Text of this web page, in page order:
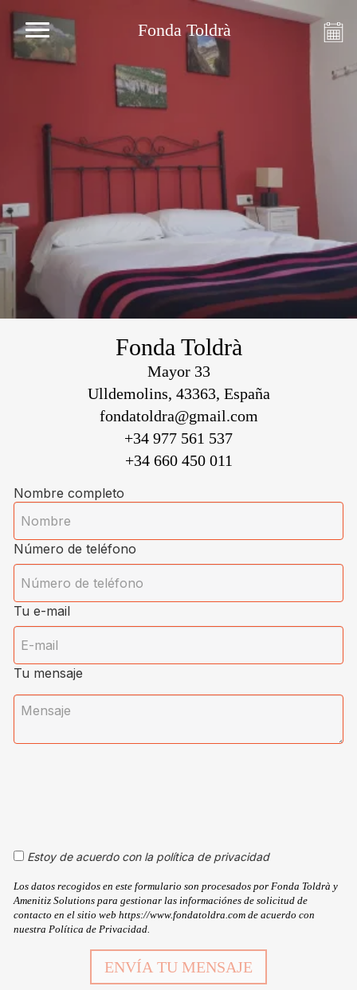
Fonda Toldrà
Fonda Toldrà
Mayor 33
Ulldemolins, 43363, España
fondatoldra@gmail.com
+34 977 561 537
+34 660 450 011
Nombre completo
Número de teléfono
Tu e-mail
Tu mensaje
Estoy de acuerdo con la política de privacidad
Los datos recogidos en este formulario son procesados por Fonda Toldrà y
Amenitiz Solutions para gestionar las informaciónes de solicitud de
contacto en el sitio web https://www.fondatoldra.com de acuerdo con
nuestra Política de Privacidad.